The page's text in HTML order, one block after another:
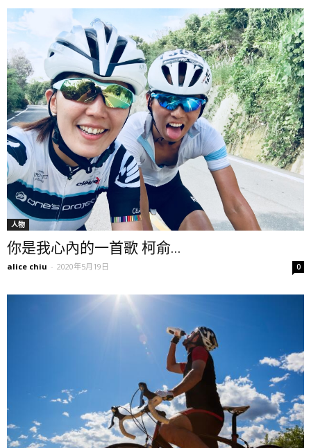
人物
你是我心內的一首歌 柯俞...
alice chiu - 2020年5月19日 0